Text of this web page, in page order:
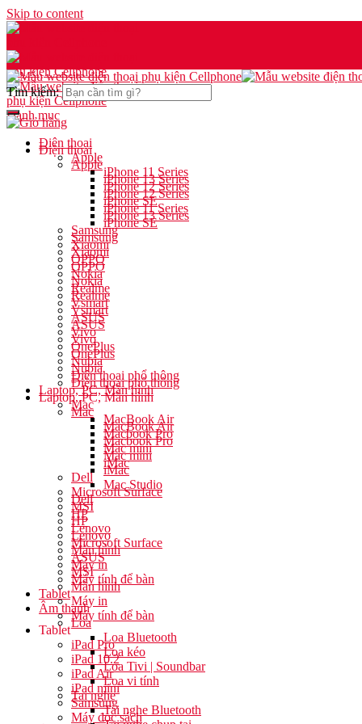
Skip to content
Danh mục
Điện thoại
Apple
iPhone 11 Series
iPhone 12 Series
iPhone SE
iPhone 13 Series
Samsung
Xiaomi
OPPO
Nokia
Realme
Vsmart
ASUS
Vivo
OnePlus
Nubia
Điện thoại phổ thông
Laptop, PC, Màn hình
Mac
MacBook Air
Macbook Pro
Mac mini
iMac
Dell
Microsoft Surface
MSI
HP
Lenovo
Màn hình
Máy in
Máy tính để bàn
Tablet
Âm thanh
Loa
Loa Bluetooth
Loa kéo
Loa Tivi | Soundbar
Loa vi tính
Tai nghe
Tai nghe Bluetooth
Tìm kiếm:
Điện thoại
Apple
iPhone 13 Series
iPhone 12 Series
iPhone 11 Series
iPhone SE
Samsung
Xiaomi
OPPO
Nokia
Realme
Vsmart
ASUS
Vivo
OnePlus
Nubia
Điện thoại phổ thông
Laptop, PC, Màn hình
Mac
MacBook Air
Macbook Pro
Mac mini
iMac
Mac Studio
Dell
HP
Lenovo
Microsoft Surface
ASUS
MSI
Màn hình
Máy in
Máy tính để bàn
Tablet
iPad Pro
iPad 10.2
iPad Air
iPad mini
Samsung
Máy đọc sách